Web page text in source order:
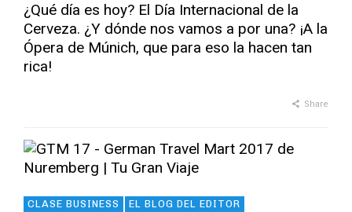
¿Qué día es hoy? El Día Internacional de la
Cerveza. ¿Y dónde nos vamos a por una? ¡A la
Ópera de Múnich, que para eso la hacen tan
rica!
Share
CLASE BUSINESS EL BLOG DEL EDITOR